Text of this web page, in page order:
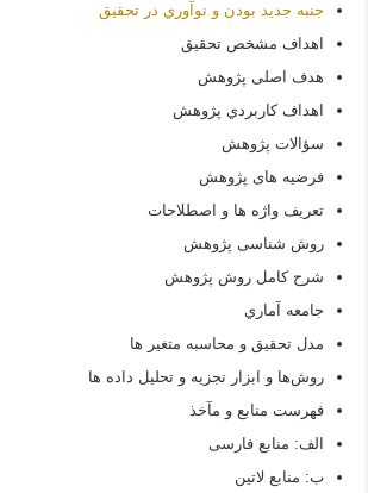
جنبه جديد بودن و نوآوري در تحقيق
اهداف مشخص تحقيق
هدف اصلی پژوهش
اهداف كاربردي پژوهش
سؤالات پژوهش
فرضیه­ های پژوهش
تعریف واژه ­ها و اصطلاحات
روش شناسی پژوهش
شرح كامل روش پژوهش
جامعه آماري
مدل تحقيق و محاسبه متغير ها
روش‌ها و ابزار تجزيه و تحليل داده‏ ها
فهرست منابع و مآخذ
الف: منابع فارسی
ب: منابع لاتین